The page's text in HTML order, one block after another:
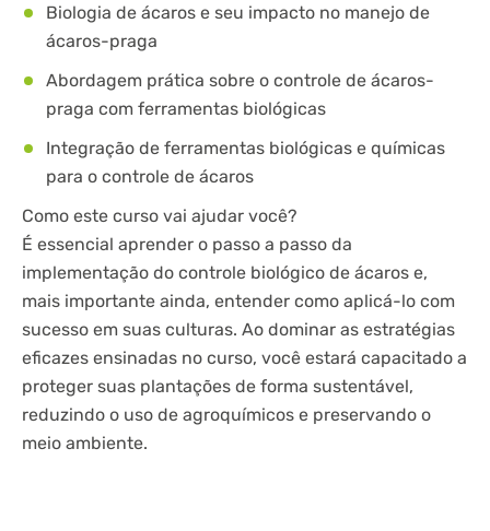
Biologia de ácaros e seu impacto no manejo de
ácaros-praga
Abordagem prática sobre o controle de ácaros-
praga com ferramentas biológicas
Integração de ferramentas biológicas e químicas
para o controle de ácaros
Como este curso vai ajudar você?
É essencial aprender o passo a passo da
implementação do controle biológico de ácaros e,
mais importante ainda, entender como aplicá-lo com
sucesso em suas culturas. Ao dominar as estratégias
eficazes ensinadas no curso, você estará capacitado a
proteger suas plantações de forma sustentável,
reduzindo o uso de agroquímicos e preservando o
meio ambiente.